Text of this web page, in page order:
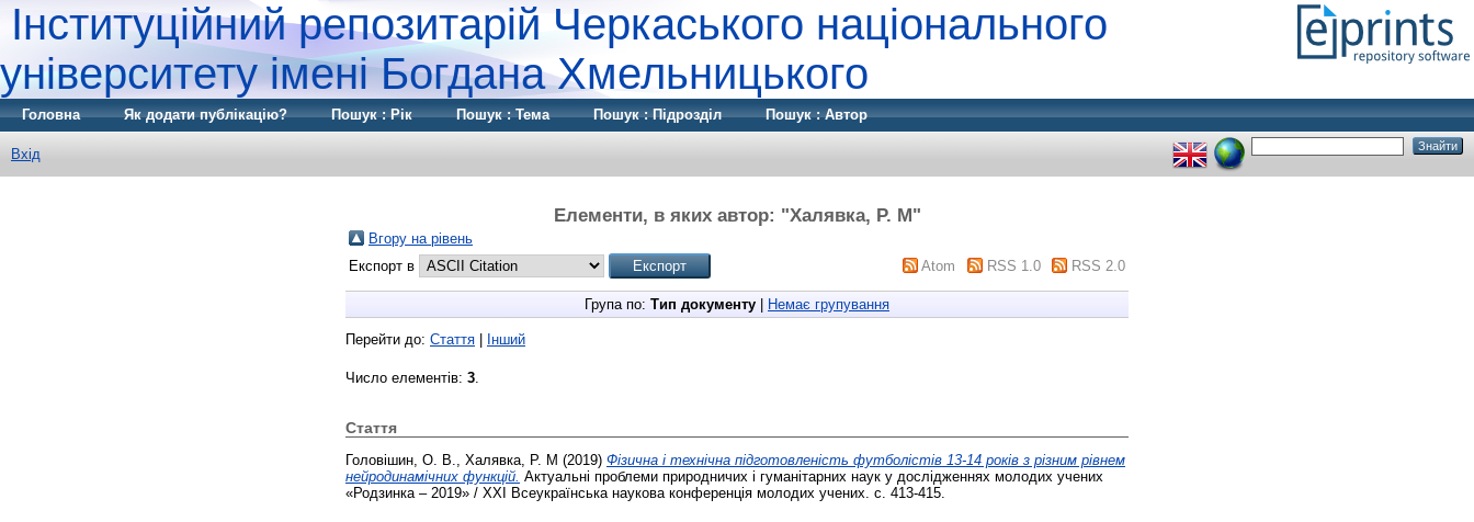
Інституційний репозитарій Черкаського національного
університету імені Богдана Хмельницького
Головна Як додати публікацію? Пошук : Рік Пошук : Тема Пошук : Підрозділ Пошук : Автор
Вхід
Елементи, в яких автор: "Халявка, Р. М"
Вгору на рівень
Експорт в
Atom RSS 1.0 RSS 2.0
Група по: Тип документу Немає групування
Перейти до: Стаття Інший
Число елементів: 3
Стаття
Головішин, О. В. Халявка, Р. М (2019) Фізична і технічна підготовленість футболістів 13-14 років з різним рівнем
нейродинамічних функцій. Актуальні проблеми природничих і гуманітарних наук у дослідженнях молодих учених
«Родзинка – 2019» / XXІ Всеукраїнська наукова конференція молодих учених. с. 413-415.